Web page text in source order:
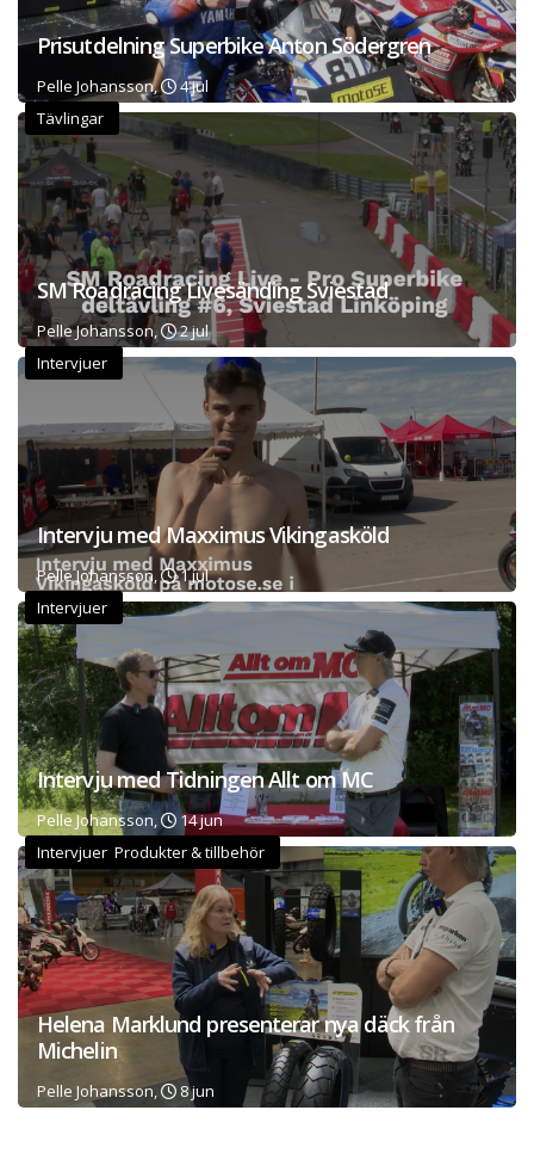
Prisutdelning Superbike Anton Södergren
Pelle Johansson,
4 jul
Tävlingar
SM Roadracing Livesänding Sviestad
Pelle Johansson,
2 jul
Intervjuer
Intervju med Maxximus Vikingasköld
Pelle Johansson,
1 jul
Intervjuer
Intervju med Tidningen Allt om MC
Pelle Johansson,
14 jun
Intervjuer Produkter & tillbehör
Helena Marklund presenterar nya däck från
Michelin
Pelle Johansson, 8 jun